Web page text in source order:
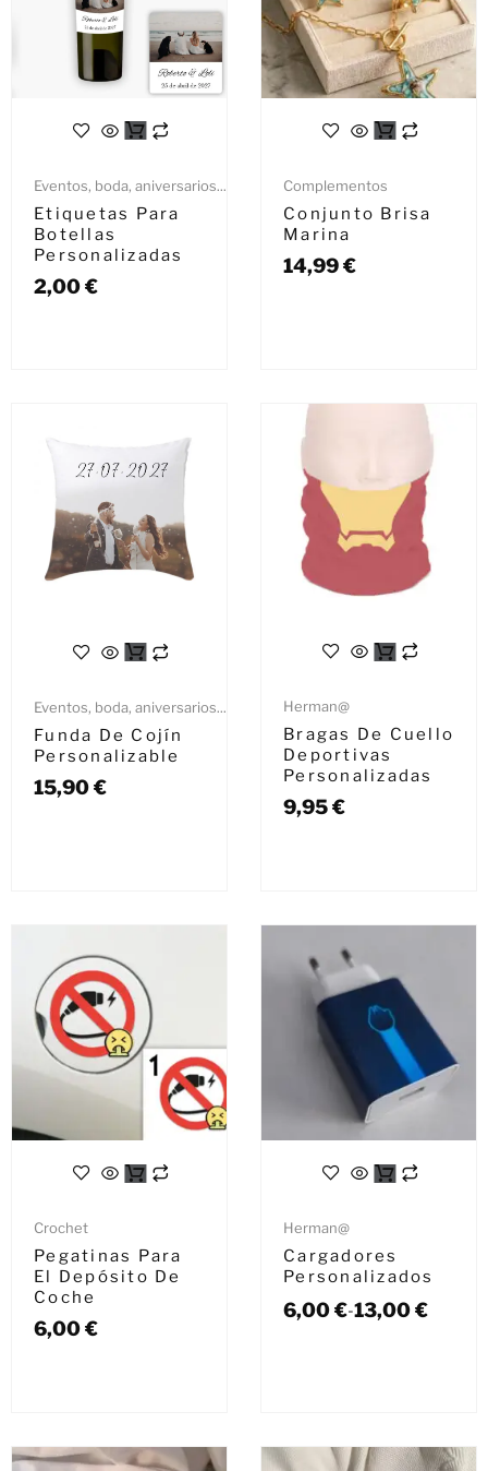
Eventos, boda, aniversarios...
Etiquetas Para
Botellas
Personalizadas
2,00€
Complementos
Conjunto Brisa
Marina
14,99€
Eventos, boda, aniversarios...
Funda De Cojín
Personalizable
15,90€
Herman@
Bragas De Cuello
Deportivas
Personalizadas
9,95€
Crochet
Pegatinas Para
El Depósito De
Coche
6,00€
Herman@
Cargadores
Personalizados
6,00€-13,00€